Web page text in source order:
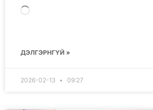
ДЭЛГЭРНГҮЙ »
2026-02-13 09:27